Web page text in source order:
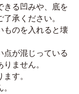
きる凹みや、底を
承ください。
ものを入れると壊
が混じっている
ません。
す。